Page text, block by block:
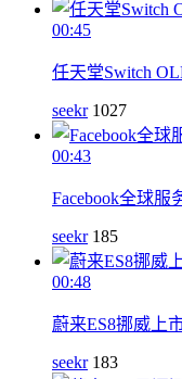
00:45
任天堂Switch
seekr 1027
00:43
Facebook全球
seekr 185
00:48
蔚来ES8挪威上
seekr 183